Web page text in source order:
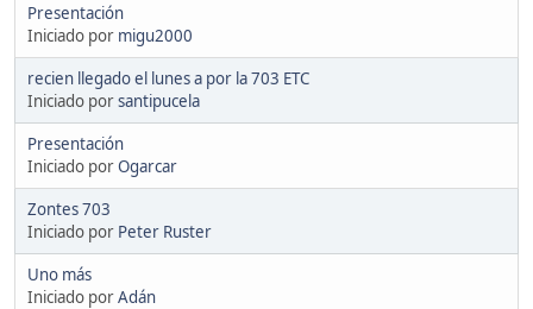
Presentación
Iniciado por migu2000
recien llegado el lunes a por la 703 ETC
Iniciado porsantipucela
Presentación
Iniciado porOgarcar
Zontes 703
Iniciado por Peter Ruster
Uno más
Iniciado porAdán